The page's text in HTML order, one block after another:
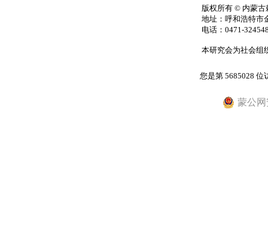
版权所有 © 内蒙
地址：呼和浩特
电话：0471-
本研究会为社会组
您是第 5685028 位
蒙公网